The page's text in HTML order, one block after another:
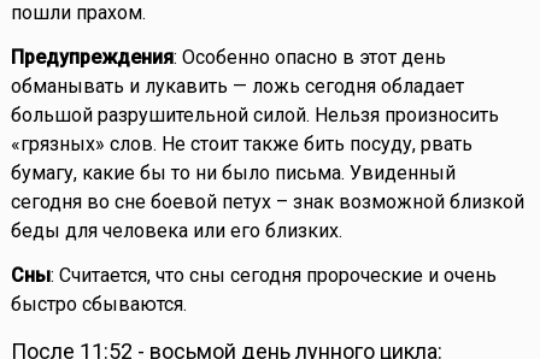
пошли прахом.
Предупреждения: Особенно опасно в этот день
обманывать и лукавить — ложь сегодня обладает
большой разрушительной силой. Нельзя произносить
«грязных» слов. Не стоит также бить посуду, рвать
бумагу, какие бы то ни было письма. Увиденный
сегодня во сне боевой петух – знак возможной близкой
беды для человека или его близких.
Сны: Считается, что сны сегодня пророческие и очень
быстро сбываются.
После 11:52 - восьмой день лунного цикла: